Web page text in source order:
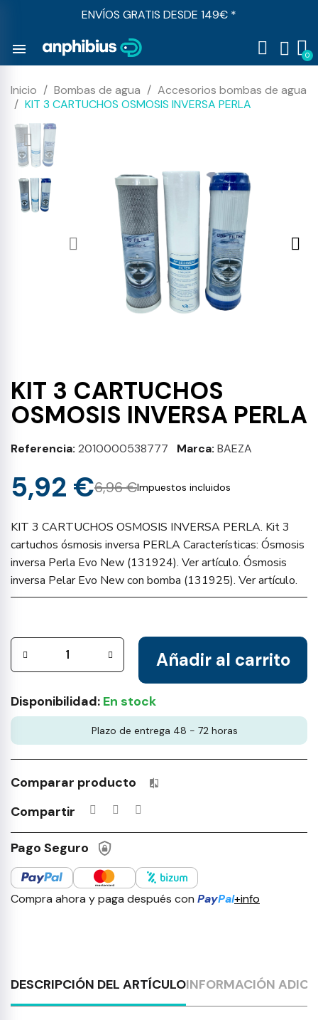
ENVÍOS GRATIS DESDE 149€ *
menu
Inicio Bombas de agua
Accesorios bombas de agua
KIT 3 CARTUCHOS OSMOSIS INVERSA PERLA
KIT 3 CARTUCHOS
OSMOSIS INVERSA PERLA
Referencia 2010000538777 Marca BAEZA
6,96 €
5,92 € Impuestos incluidos
KIT 3 CARTUCHOS OSMOSIS INVERSA PERLA. Kit 3
cartuchos ósmosis inversa PERLA Características: Ósmosis
inversa Perla Evo New (131924). Ver artículo. Ósmosis
inversa Pelar Evo New con bomba (131925). Ver artículo.
Añadir al carrito
Disponibilidad: En stock
Plazo de entrega 48 - 72 horas
Comparar producto Productos incluidos en tu lista
Compartir
Pago Seguro
Compra ahora y paga después con PayPal+info
DESCRIPCIÓN DEL ARTÍCULOINFORMACIÓN